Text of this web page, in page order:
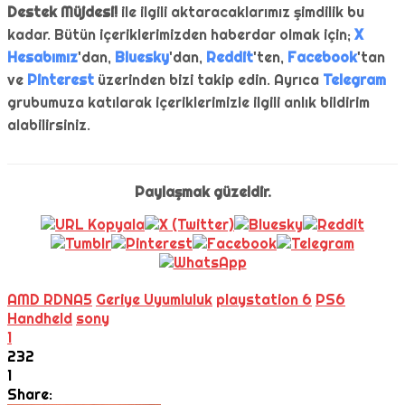
Destek Müjdesi! ile ilgili aktaracaklarımız şimdilik bu
kadar. Bütün içeriklerimizden haberdar olmak için; X
Hesabımız'dan, Bluesky'dan, Reddit'ten, Facebook'tan
ve Pinterest üzerinden bizi takip edin. Ayrıca Telegram
grubumuza katılarak içeriklerimizle ilgili anlık bildirim
alabilirsiniz.
Paylaşmak güzeldir.
AMD RDNA5 Geriye Uyumluluk playstation 6 PS6
Handheld sony
1
232
1
Share: